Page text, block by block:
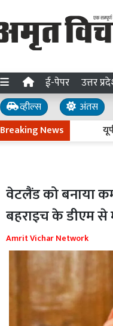
ई-पेपर उत्तर
व्हील्स अंतस
Breaking News
यूपी के
वेटलैंड को बनाया
बहराइच के डीएम से
Amrit Vichar Network